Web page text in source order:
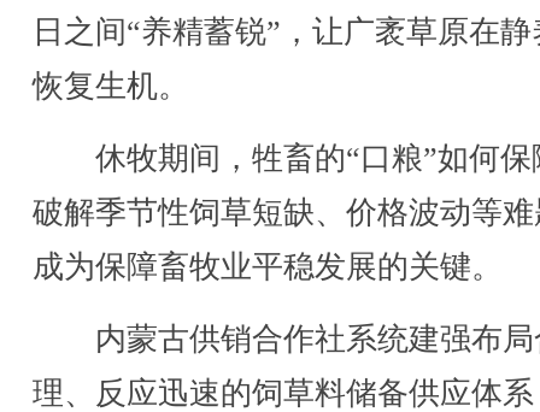
日之间“养精蓄锐”，让广袤草原在
恢复生机。
休牧期间，牲畜的“口粮”如何保
破解季节性饲草短缺、价格波动等
成为保障畜牧业平稳发展的关键。
内蒙古供销合作社系统建强布局
理、反应迅速的饲草料储备供应体